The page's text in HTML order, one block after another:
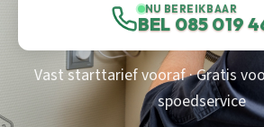
NU BEREIKBAAR
BEL 085 019
Vast starttarief vooraf · Gratis
spoedservice